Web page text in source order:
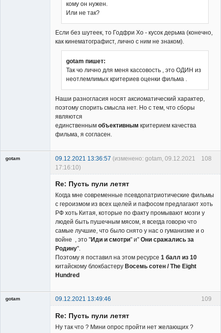
кому он нужен.
Или не так?
Если без шутеек, то Годфри Хо - кусок дерьма (конечно,
как кинематографист, лично с ним не знаком).
gotam пишет:
Так чо лично для меня кассовость , это ОДИН из
неотлемлимых критериев оценки фильма .
Наши разногласия носят аксиоматический характер,
поэтому спорить смысла нет. Но с тем, что сборы
являются
единственным объективным критерием качества
фильма, я согласен.
108
gotam 09.12.2021 13:36:57 (изменено: gotam, 09.12.2021
17:16:10)
Re: Пусть пули летят
Когда мне современные псевдопатриотические фильмы
с героизмом из всех щелей и пафосом предлагают хоть
РФ хоть Китая, которые по факту промывают мозги у
людей быть пушечным мясом, я всегда говорю что
самые лучшие, что было снято у нас о гуманизме и о
войне , это "Иди и смотри" и" Они сражались за
Родину".
Поэтому я поставил на этом ресурсе 1 балл из 10
китайскому блокбастеру Восемь сотен / The Eight
Hundred
109
gotam
09.12.2021 13:49:46
Re: Пусть пули летят
Ну так что ? Мини опрос пройти нет желающих ?